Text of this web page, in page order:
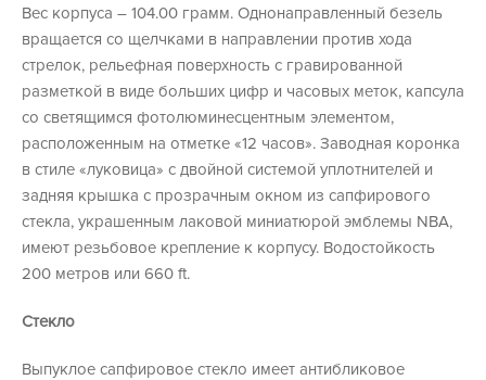
Вес корпуса – 104.00 грамм. Однонаправленный безель
вращается со щелчками в направлении против хода
стрелок, рельефная поверхность с гравированной
разметкой в виде больших цифр и часовых меток, капсула
со светящимся фотолюминесцентным элементом,
расположенным на отметке «12 часов». Заводная коронка
в стиле «луковица» с двойной системой уплотнителей и
задняя крышка с прозрачным окном из сапфирового
стекла, украшенным лаковой миниатюрой эмблемы NBA,
имеют резьбовое крепление к корпусу. Водостойкость
200 метров или 660 ft.
Стекло
Выпуклое сапфировое стекло имеет антибликовое